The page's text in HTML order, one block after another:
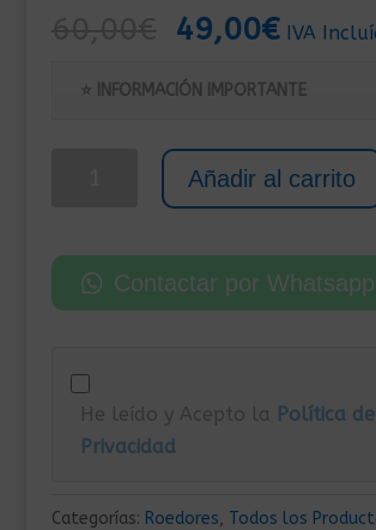
El
original
60,00€.
49,00€El
actual
IVA
⭐ INFORMACIÓN IMPORTANTE
cobayas,
hamster
cantidad
Añadir al carrito
Contactar por Whatsapp
He leído y Acepto la Política de
Privacidad
Categorías: Roedores, Todos los